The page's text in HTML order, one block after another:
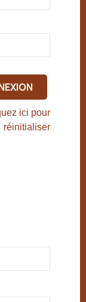
ici pour
réinitialiser